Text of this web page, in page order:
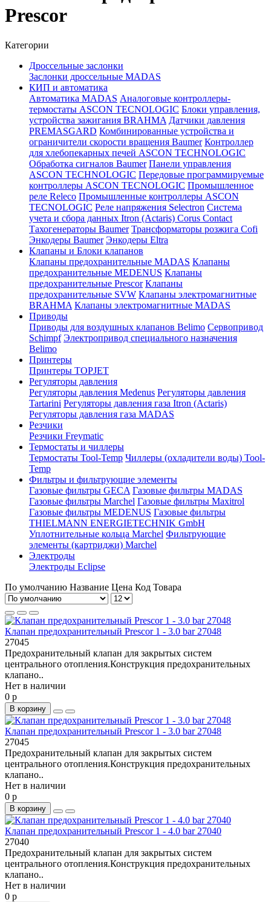
Prescor
Категории
Дроссельные заслонки
Заслонки дроссельные MADAS
КИП и автоматика
Автоматика MADAS Аналоговые контроллеры-
термостаты ASCON TECNOLOGIC Блоки управления,
устройства зажигания BRAHMA Датчики давления
PREMASGARD Комбинированные устройства и
ограничители скорости вращения Baumer Контроллер
для хлебопекарных печей ASCON TECHNOLOGIC
Обработка сигналов Baumer Панели управления
ASCON TECHNOLOGIC Передовые программируемые
контроллеры ASCON TECNOLOGIC Промышленное
реле Releco Промышленные контроллеры ASCON
TECNOLOGIC Реле напряжения Selectron Система
учета и сбора данных Itron (Actaris) Corus Contact
Тахогенераторы Baumer Трансформаторы розжига Cofi
Энкодеры Baumer Энкодеры Eltra
Клапаны и Блоки клапанов
Клапаны предохранительные MADAS Клапаны
предохранительные MEDENUS Клапаны
предохранительные Prescor Клапаны
предохранительные SVW Клапаны электромагнитные
BRAHMA Клапаны электромагнитные MADAS
Приводы
Приводы для воздушных клапанов Belimo Сервопривод
Schimpf Электропривод специального назначения
Belimo
Принтеры
Принтеры TOPJET
Регуляторы давления
Регуляторы давления Medenus Регуляторы давления
Tartarini Регуляторы давления газа Itron (Actaris)
Регуляторы давления газа MADAS
Резчики
Резчики Freymatic
Термостаты и чиллеры
Термостаты Tool-Temp Чиллеры (охладители воды) Tool-
Temp
Фильтры и фильтрующие элементы
Газовые фильтры GECA Газовые фильтры MADAS
Газовые фильтры Marchel Газовые фильтры Maxitrol
Газовые фильтры MEDENUS Газовые фильтры
THIELMANN ENERGIETECHNIK GmbH
Уплотнительные кольца Marchel Фильтрующие
элементы (картриджи) Marchel
Электроды
Электроды Eclipse
По умолчанию Название Цена Код Товара
Клапан предохранительный Prescor 1 - 3.0 bar 27048
27045
Предохранительный клапан для закрытых систем
центрального отопления.Конструкция предохранительных
клапано..
Нет в наличии
0 р
В корзину
Клапан предохранительный Prescor 1 - 3.0 bar 27048
27045
Предохранительный клапан для закрытых систем
центрального отопления.Конструкция предохранительных
клапано..
Нет в наличии
0 р
В корзину
Клапан предохранительный Prescor 1 - 4.0 bar 27040
27040
Предохранительный клапан для закрытых систем
центрального отопления.Конструкция предохранительных
клапано..
Нет в наличии
0 р